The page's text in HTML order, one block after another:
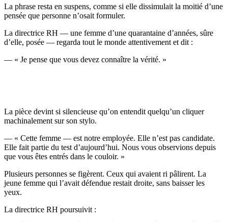
La phrase resta en suspens, comme si elle dissimulait la moitié d’une
pensée que personne n’osait formuler.
La directrice RH — une femme d’une quarantaine d’années, sûre
d’elle, posée — regarda tout le monde attentivement et dit :
— « Je pense que vous devez connaître la vérité. »
La pièce devint si silencieuse qu’on entendit quelqu’un cliquer
machinalement sur son stylo.
— « Cette femme — est notre employée. Elle n’est pas candidate.
Elle fait partie du test d’aujourd’hui. Nous vous observions depuis
que vous êtes entrés dans le couloir. »
Plusieurs personnes se figèrent. Ceux qui avaient ri pâlirent. La
jeune femme qui l’avait défendue restait droite, sans baisser les
yeux.
La directrice RH poursuivit :